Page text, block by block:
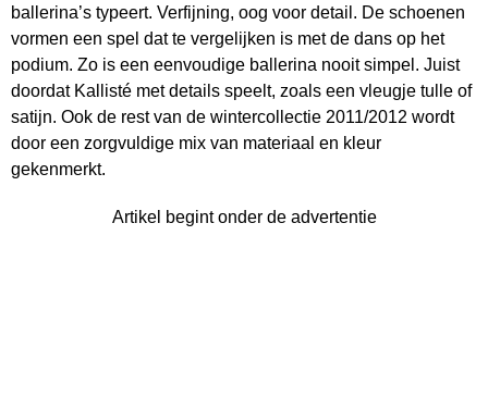
ballerina’s typeert. Verfijning, oog voor detail. De schoenen
vormen een spel dat te vergelijken is met de dans op het
podium. Zo is een eenvoudige ballerina nooit simpel. Juist
doordat Kallisté met details speelt, zoals een vleugje tulle of
satijn. Ook de rest van de wintercollectie 2011/2012 wordt
door een zorgvuldige mix van materiaal en kleur
gekenmerkt.
Artikel begint onder de advertentie